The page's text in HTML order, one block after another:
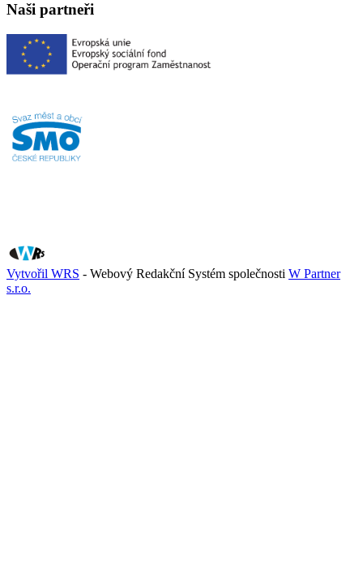
Naši partneři
Vytvořil WRS - Webový Redakční Systém společnosti W Partner
s.r.o.